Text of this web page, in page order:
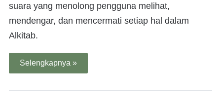
suara yang menolong pengguna melihat,
mendengar, dan mencermati setiap hal dalam
Alkitab.
Selengkapnya »